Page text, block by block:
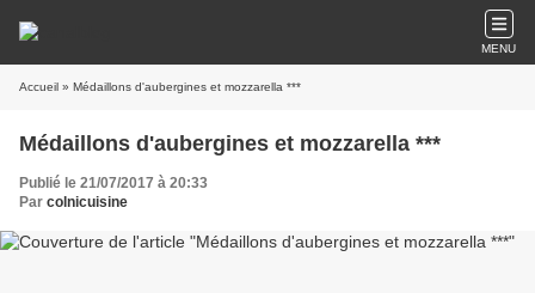
MENU
Accueil » Médaillons d'aubergines et mozzarella ***
Médaillons d'aubergines et mozzarella ***
Publié le 21/07/2017 à 20:33
Par colnicuisine